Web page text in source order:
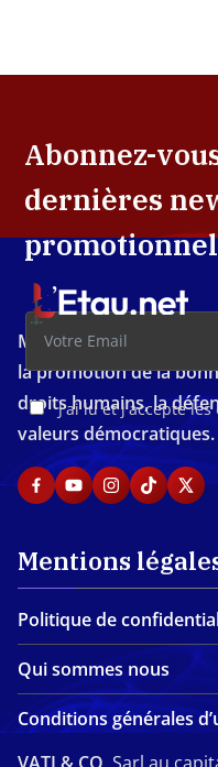
Abonnez-
dernières
J'ai lu et j'accepte
Média d'investigation
la promotion de la
droits humains, la
valeurs démocratiques.
Mentions
Politique de
Qui sommes nous
Conditions générales